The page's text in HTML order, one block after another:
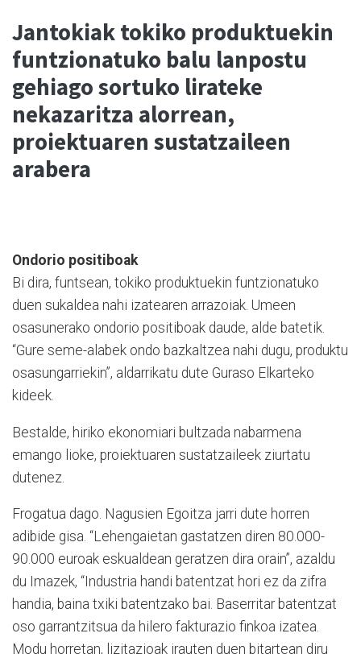
Jantokiak tokiko produktuekin
funtzionatuko balu lanpostu
gehiago sortuko lirateke
nekazaritza alorrean,
proiektuaren sustatzaileen
arabera
Ondorio positiboak
Bi dira, funtsean, tokiko produktuekin funtzionatuko
duen sukaldea nahi izatearen arrazoiak. Umeen
osasunerako ondorio positiboak daude, alde batetik.
“Gure seme-alabek ondo bazkaltzea nahi dugu, produktu
osasungarriekin”, aldarrikatu dute Guraso Elkarteko
kideek.
Bestalde, hiriko ekonomiari bultzada nabarmena
emango lioke, proiektuaren sustatzaileek ziurtatu
dutenez.
Frogatua dago. Nagusien Egoitza jarri dute horren
adibide gisa. “Lehengaietan gastatzen diren 80.000-
90.000 euroak eskualdean geratzen dira orain”, azaldu
du Imazek, “Industria handi batentzat hori ez da zifra
handia, baina txiki batentzako bai. Baserritar batentzat
oso garrantzitsua da hilero fakturazio finkoa izatea.
Modu horretan, lizitazioak irauten duen bitartean diru